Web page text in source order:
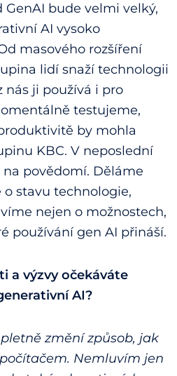
GenAI bude velmi velký,
AI vysoko
masového rozšíření
lidí snaží technologii
nás ji používá i pro
testujeme,
by mohla
KBC. V neposlední
povědomí. Děláme
stavu technologie,
nejen o možnostech,
používání gen AI přináší.
a výzvy očekáváte
AI?
změní způsob, jak
Nemluvím jen